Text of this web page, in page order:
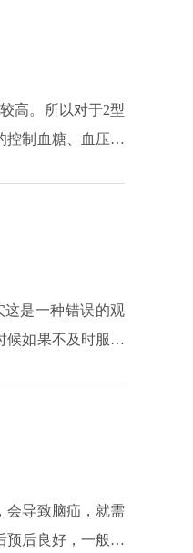
高。所以对于2型
控制血糖、血压、
是一种错误的观
候如果不及时服药
会导致脑疝，就需
预后良好，一般是